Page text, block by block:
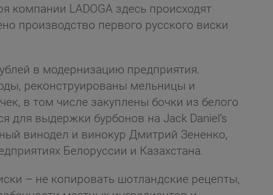
компании LADOGA здесь происходят
производство первого русского виски
в модернизацию предприятия.
реконструированы мельницы и
в том числе закуплены бочки из белого
для выдержки бурбонов на Jack Daniel’s
винодел и винокур Дмитрий Зененко,
Белоруссии и Казахстана.
– не копировать шотландские рецепты,